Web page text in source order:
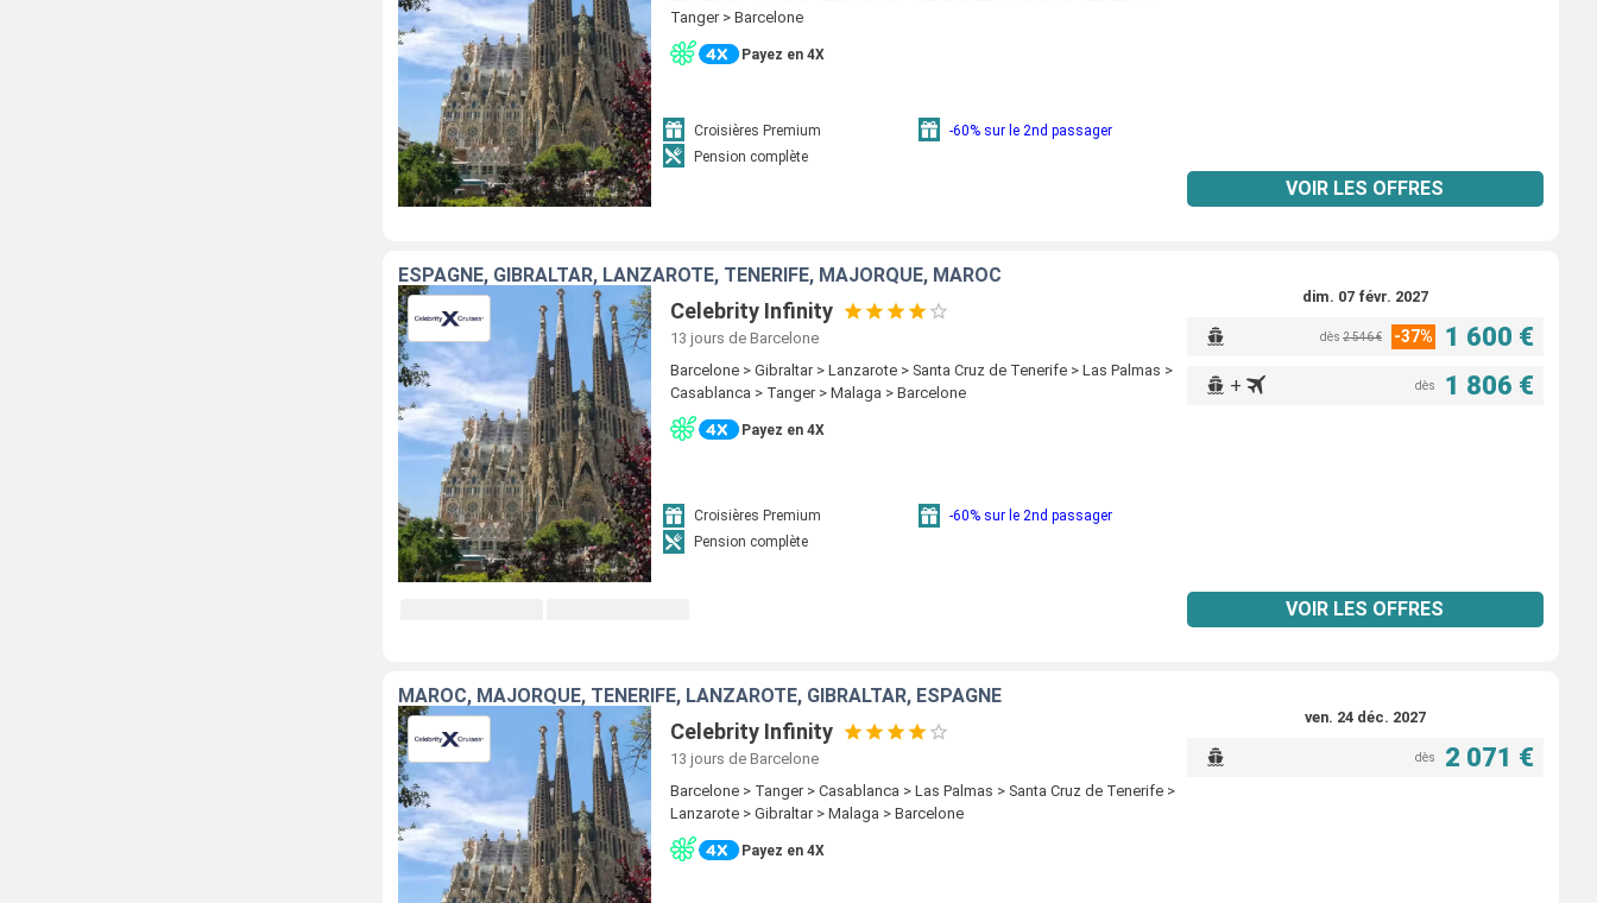
Tanger > Barcelone
Payez en 4X
Croisières Premium
-60% sur le 2nd passager
Pension complète
VOIR LES OFFRES
ESPAGNE, GIBRALTAR, LANZAROTE, TENERIFE, MAJORQUE, MAROC
Celebrity Infinity
13 jours de Barcelone
Barcelone > Gibraltar > Lanzarote > Santa Cruz de Tenerife > Las Palmas >
Casablanca > Tanger > Malaga > Barcelone
Payez en 4X
Croisières Premium
-60% sur le 2nd passager
Pension complète
dim. 07 févr. 2027
dès 2 546 € -37% 1 600 €
+ dès 1 806 €
VOIR LES OFFRES
MAROC, MAJORQUE, TENERIFE, LANZAROTE, GIBRALTAR, ESPAGNE
Celebrity Infinity
13 jours de Barcelone
Barcelone > Tanger > Casablanca > Las Palmas > Santa Cruz de Tenerife >
Lanzarote > Gibraltar > Malaga > Barcelone
Payez en 4X
ven. 24 déc. 2027
dès 2 071 €